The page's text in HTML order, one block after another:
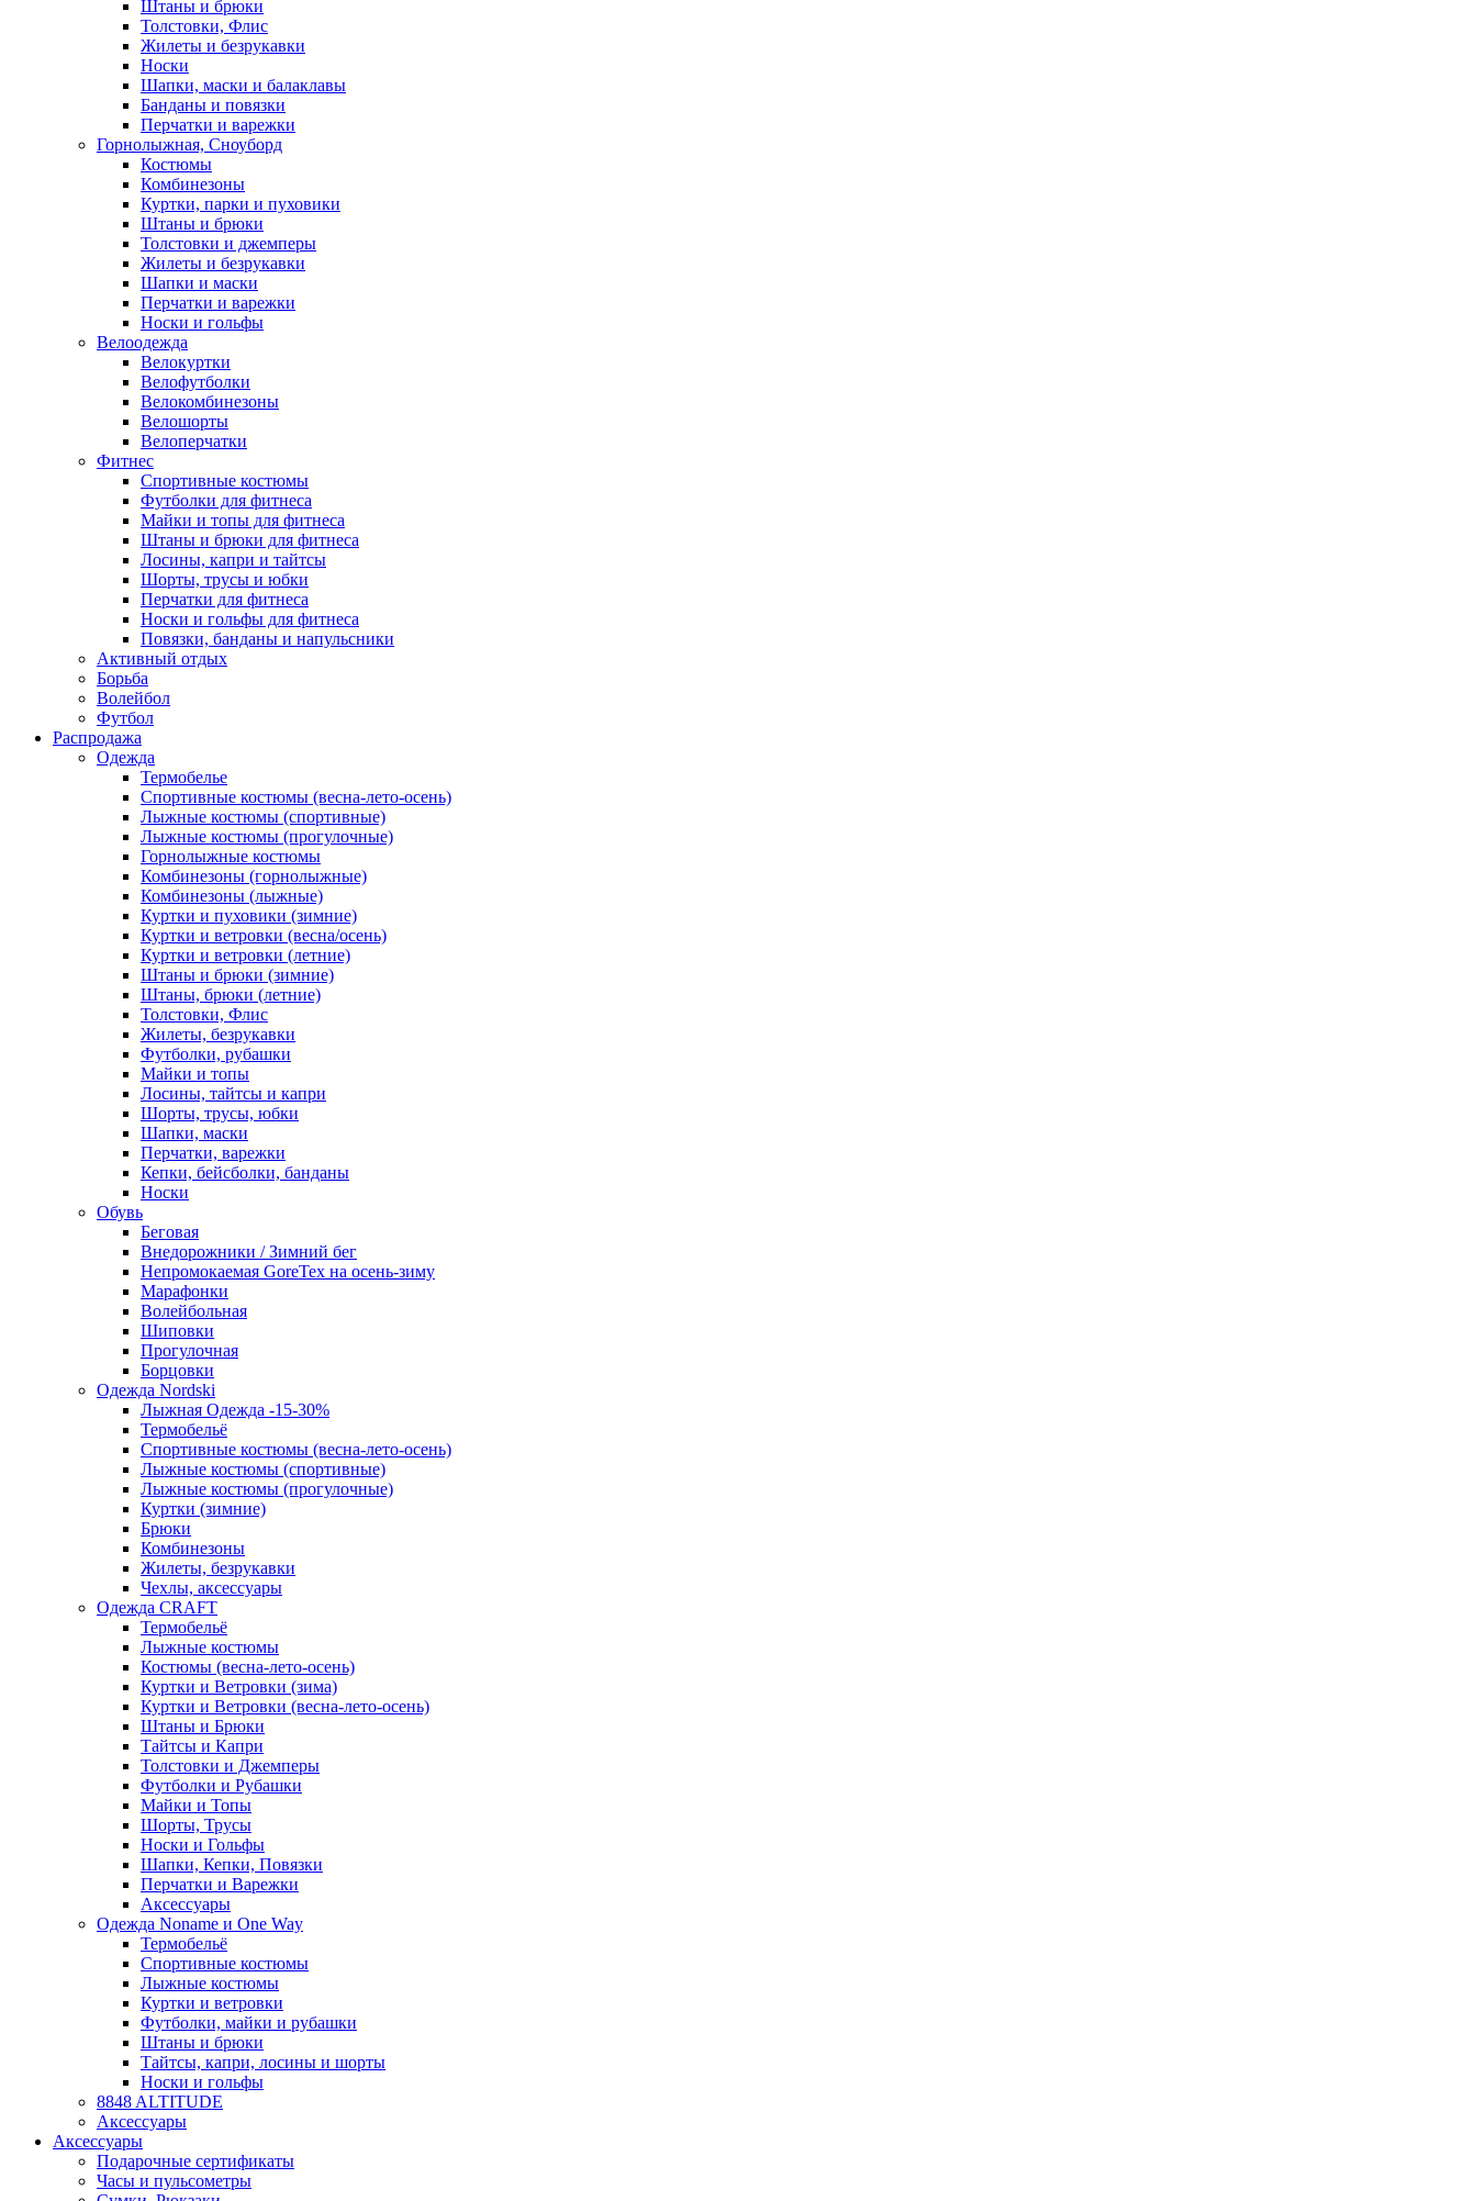
Штаны и брюки
Толстовки, Флис
Жилеты и безрукавки
Носки
Шапки, маски и балаклавы
Банданы и повязки
Перчатки и варежки
Горнолыжная, Сноуборд
Костюмы
Комбинезоны
Куртки, парки и пуховики
Штаны и брюки
Толстовки и джемперы
Жилеты и безрукавки
Шапки и маски
Перчатки и варежки
Носки и гольфы
Велоодежда
Велокуртки
Велофутболки
Велокомбинезоны
Велошорты
Велоперчатки
Фитнес
Спортивные костюмы
Футболки для фитнеса
Майки и топы для фитнеса
Штаны и брюки для фитнеса
Лосины, капри и тайтсы
Шорты, трусы и юбки
Перчатки для фитнеса
Носки и гольфы для фитнеса
Повязки, банданы и напульсники
Активный отдых
Борьба
Волейбол
Футбол
Распродажа
Одежда
Термобелье
Спортивные костюмы (весна-лето-осень)
Лыжные костюмы (спортивные)
Лыжные костюмы (прогулочные)
Горнолыжные костюмы
Комбинезоны (горнолыжные)
Комбинезоны (лыжные)
Куртки и пуховики (зимние)
Куртки и ветровки (весна/осень)
Куртки и ветровки (летние)
Штаны и брюки (зимние)
Штаны, брюки (летние)
Толстовки, Флис
Жилеты, безрукавки
Футболки, рубашки
Майки и топы
Лосины, тайтсы и капри
Шорты, трусы, юбки
Шапки, маски
Перчатки, варежки
Кепки, бейсболки, банданы
Носки
Обувь
Беговая
Внедорожники / Зимний бег
Непромокаемая GoreTex на осень-зиму
Марафонки
Волейбольная
Шиповки
Прогулочная
Борцовки
Одежда Nordski
Лыжная Одежда -15-30%
Термобельё
Спортивные костюмы (весна-лето-осень)
Лыжные костюмы (спортивные)
Лыжные костюмы (прогулочные)
Куртки (зимние)
Брюки
Комбинезоны
Жилеты, безрукавки
Чехлы, аксессуары
Одежда CRAFT
Термобельё
Лыжные костюмы
Костюмы (весна-лето-осень)
Куртки и Ветровки (зима)
Куртки и Ветровки (весна-лето-осень)
Штаны и Брюки
Тайтсы и Капри
Толстовки и Джемперы
Футболки и Рубашки
Майки и Топы
Шорты, Трусы
Носки и Гольфы
Шапки, Кепки, Повязки
Перчатки и Варежки
Аксессуары
Одежда Noname и One Way
Термобельё
Спортивные костюмы
Лыжные костюмы
Куртки и ветровки
Футболки, майки и рубашки
Штаны и брюки
Тайтсы, капри, лосины и шорты
Носки и гольфы
8848 ALTITUDE
Аксессуары
Аксессуары
Подарочные сертификаты
Часы и пульсометры